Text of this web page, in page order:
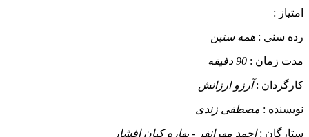
امتیاز :
رده سنی : همه سنین
مدت زمان : 90 دقیقه
کارگردان :آرزو ارزانش
نویسنده : مصطفی زندی
ستارگان :احمد مهرانفر - بهاره کیان افشار